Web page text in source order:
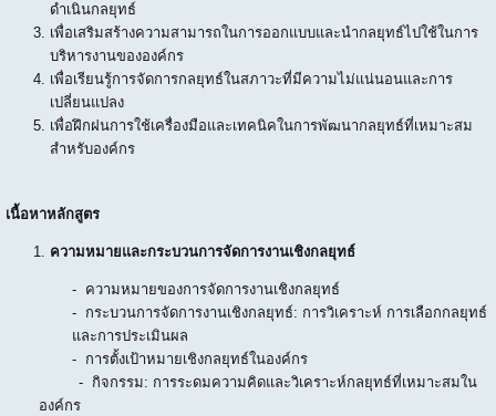
ดำเนินกลยุทธ์
เพื่อเสริมสร้างความสามารถในการออกแบบและนำกลยุทธ์ไปใช้ในการ
บริหารงานขององค์กร
เพื่อเรียนรู้การจัดการกลยุทธ์ในสภาวะที่มีความไม่แน่นอนและการ
เปลี่ยนแปลง
เพื่อฝึกฝนการใช้เครื่องมือและเทคนิคในการพัฒนากลยุทธ์ที่เหมาะสม
สำหรับองค์กร
เนื้อหาหลักสูตร
ความหมายและกระบวนการจัดการงานเชิงกลยุทธ์
- ความหมายของการจัดการงานเชิงกลยุทธ์
- กระบวนการจัดการงานเชิงกลยุทธ์: การวิเคราะห์ การเลือกกลยุทธ์
และการประเมินผล
- การตั้งเป้าหมายเชิงกลยุทธ์ในองค์กร
- กิจกรรม: การระดมความคิดและวิเคราะห์กลยุทธ์ที่เหมาะสมใน
องค์กร